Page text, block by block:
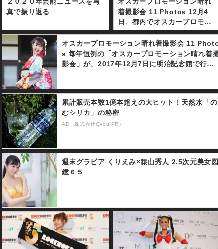
真で振り返る
着撮影会 11 Photos 12月4
日、都内でオスカープロモー
ション所属タレント11人が晴
れ着撮影会を行った。 （左か
ら）是永瞳、川瀬莉子、井本
彩花、吉本実憂、岡田結実、
藤田ニコル
オスカープロモーション晴れ着撮影会 11
s 毎年恒例の「オスカープロモーション晴れ着
影会」が、2017年12月7日に明治記念館で行わ
吉本実憂（２０）、剛力彩芽（２５）、本田望
結（１３）、高橋ひかる（１６）、井本彩花
（１４）、藤田ニコル（１９）の１０人が、艶
やかな晴れ着姿で登場した。
累計販売本数1億本超えの大ヒット！天然水「の
むシリカ」の秘密
AD（株式会社Qvou|PR）
週末グラビア くりえみ×猿山秀人 2.5次元美女図
鑑６５